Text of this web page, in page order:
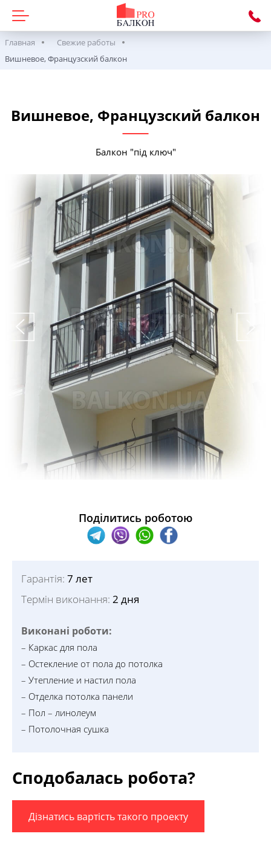
Главная
Свежие работы
Вишневое, Французский балкон
Вишневое, Французский балкон
Балкон "під ключ"
Поділитись роботою
Гарантія: 7 лет
Термін виконання: 2 дня
Виконані роботи:
– Каркас для пола
– Остекление от пола до потолка
– Утепление и настил пола
– Отделка потолка панели
– Пол – линолеум
– Потолочная сушка
Сподобалась робота?
Дізнатись вартість такого проекту